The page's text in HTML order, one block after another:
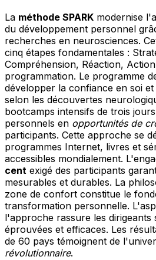
La méthode SPARK modernise
du développement personnel
recherches en neurosciences.
cinq étapes fondamentales :
Compréhension, Réaction,
programmation. Le programme
développer la confiance en soi
selon les découvertes
bootcamps intensifs de trois
personnels en opportunités de
participants. Cette approche se
programmes Internet, livres et
accessibles mondialement.
cent exigé des participants
mesurables et durables. La
zone de confort constitue le
transformation personnelle.
l'approche rassure les dirigeants
éprouvées et efficaces. Les
de 60 pays témoignent de
révolutionnaire.